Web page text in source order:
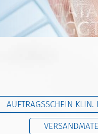
AUFTRAGSSCHEIN KLIN.